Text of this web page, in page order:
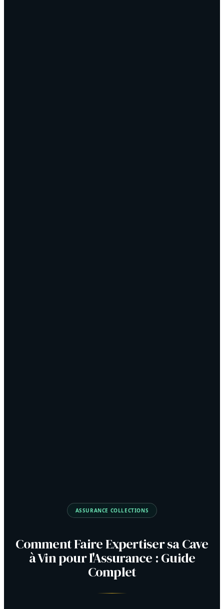
ASSURANCE COLLECTIONS
Comment Faire Expertiser sa Cave
à Vin pour l'Assurance : Guide
Complet